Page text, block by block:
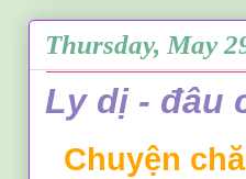
Thursday, May
Ly dị - đâu
Chuyện